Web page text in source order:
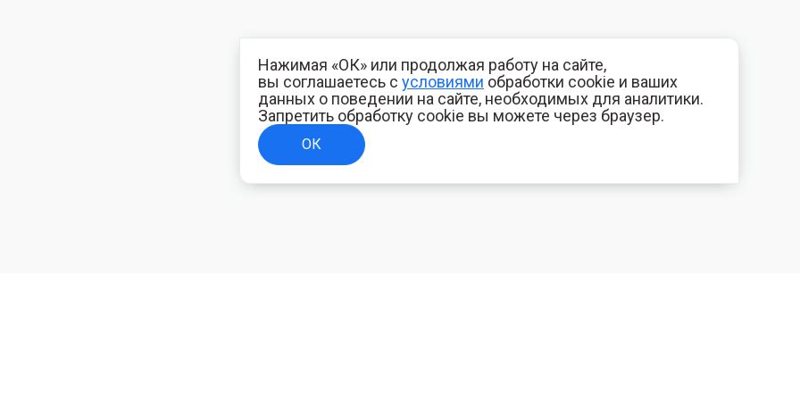
Нажимая «ОК» или продолжая работу на сайте,
вы соглашаетесь с условиями обработки cookie и ваших
данных о поведении на сайте, необходимых для аналитики.
Запретить обработку cookie вы можете через браузер.
ОК